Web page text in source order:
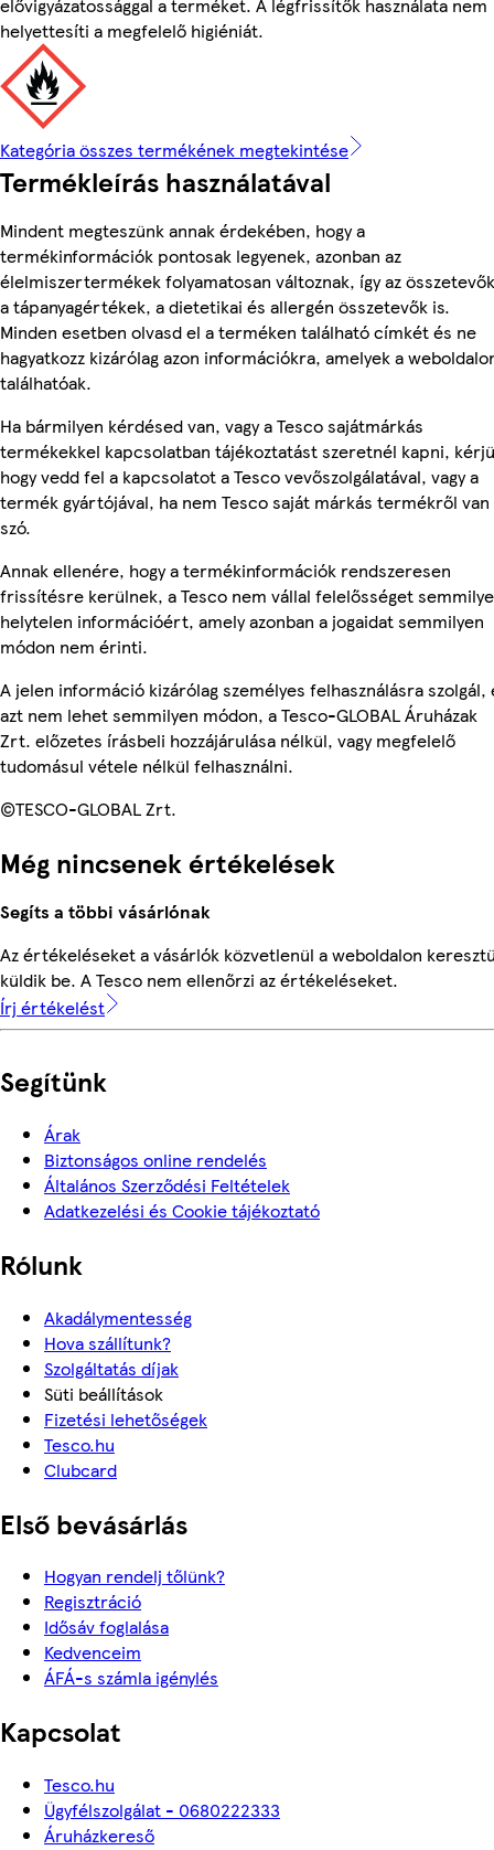
helyettesíti a megfelelő higiéniát.
Kategória összes termékének megtekintése
Termékleírás használatával
Mindent megteszünk annak érdekében, hogy a
termékinformációk pontosak legyenek, azonban az
élelmiszertermékek folyamatosan változnak, így az
a tápanyagértékek, a dietetikai és allergén összetevők is.
Minden esetben olvasd el a terméken található címkét és ne
hagyatkozz kizárólag azon információkra, amelyek a
találhatóak.
Ha bármilyen kérdésed van, vagy a Tesco sajátmárkás
termékekkel kapcsolatban tájékoztatást szeretnél kapni,
hogy vedd fel a kapcsolatot a Tesco vevőszolgálatával, vagy a
termék gyártójával, ha nem Tesco saját márkás termékről van
szó.
Annak ellenére, hogy a termékinformációk rendszeresen
frissítésre kerülnek, a Tesco nem vállal felelősséget
helytelen információért, amely azonban a jogaidat semmilyen
módon nem érinti.
A jelen információ kizárólag személyes felhasználásra szolgál,
azt nem lehet semmilyen módon, a Tesco-GLOBAL Áruházak
Zrt. előzetes írásbeli hozzájárulása nélkül, vagy megfelelő
tudomásul vétele nélkül felhasználni.
©TESCO-GLOBAL Zrt.
Még nincsenek értékelések
Segíts a többi vásárlónak
Az értékeléseket a vásárlók közvetlenül a weboldalon
küldik be. A Tesco nem ellenőrzi az értékeléseket.
Írj értékelést
Segítünk
Árak
Biztonságos online rendelés
Általános Szerződési Feltételek
Adatkezelési és Cookie tájékoztató
Rólunk
Akadálymentesség
Hova szállítunk?
Szolgáltatás díjak
Süti beállítások
Fizetési lehetőségek
Tesco.hu
Clubcard
Első bevásárlás
Hogyan rendelj tőlünk?
Regisztráció
Idősáv foglalása
Kedvenceim
ÁFÁ-s számla igénylés
Kapcsolat
Tesco.hu
Ügyfélszolgálat - 0680222333
Áruházkereső